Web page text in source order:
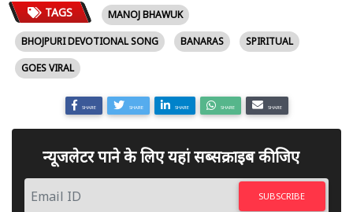
TAGS
MANOJ BHAWUK
BHOJPURI DEVOTIONAL SONG
BANARAS
SPIRITUAL
GOES VIRAL
SHARE SHARE SHARE SHARE SHARE
न्यूजलेटर पाने के लिए यहां सब्सक्राइब कीजिए
SUBSCRIBE